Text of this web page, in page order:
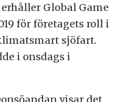
Global Game
för företagets roll i
sjöfart.
i onsdags i
visar det